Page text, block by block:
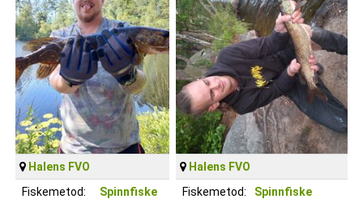
Halens FVO
Fiskemetod:
Spinnfiske
Halens FVO
Fiskemetod:
Spinnfiske